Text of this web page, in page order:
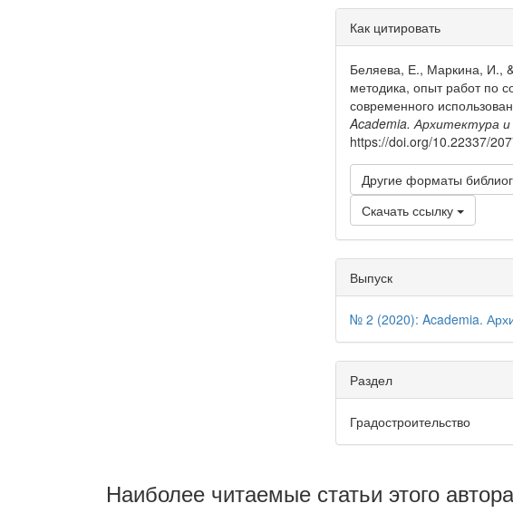
Информация
о статье
Как цитировать
Беляева, Е., Маркина, И.,
методика, опыт работ по
современного
Academia. Архитектура
https://doi.org/10.22337/
Другие форматы
Скачать ссылку
Выпуск
№ 2 (2020): Academia.
Раздел
Градостроительство
Наиболее читаемые статьи этого